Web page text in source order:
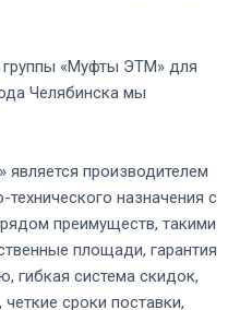
«Муфты ЭТМ» для
Челябинска мы
» является производителем
назначения с
преимуществ, такими
площади, гарантия
гибкая система скидок,
сроки поставки,